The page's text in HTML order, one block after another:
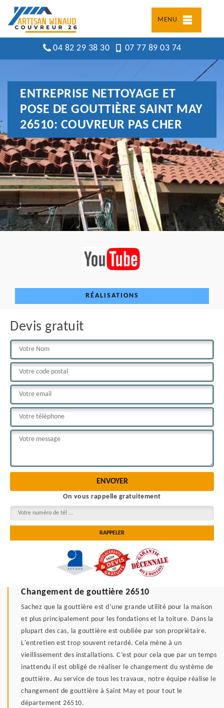
MENU
04 82 29 38 30 07 77 89 03 74
ENTREPRISE NETTOYAGE ET
POSE DE GOUTTIÈRE SAINT MAY
26510: COUVREUR PAS CHER
RÉALISATIONS
Devis gratuit
On vous rappelle gratuitement
Changement de gouttière 26510
Sachez que la gouttière est d’une grande utilité pour la maison
et plus principalement pour les fondations et la toiture. Dans la
plupart des cas, la gouttière est oubliée par son propriétaire.
L'entretien est trop souvent retardé. Cela mène à un
vieillissement des installations. C’est pour cela que par un temps
inattendu il est obligé de réaliser le changement du système de
gouttière. Au service de tous les travaux, notre équipe réalise le
changement de gouttière à Saint May et pour tout le
département 26510.